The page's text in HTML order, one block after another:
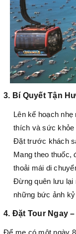
3. Bí Quyết Tận
Lên kế hoạch
thích và sức khỏe
Đặt trước khách
Mang theo thuốc,
thoải mái di
Đừng quên lưu lại
những bức ảnh kỷ
4. Đặt Tour Ngay
Để mẹ có một ngày